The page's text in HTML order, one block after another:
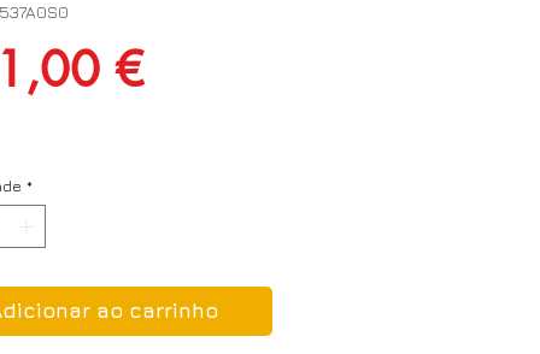
€Preço
*
ao carrinho